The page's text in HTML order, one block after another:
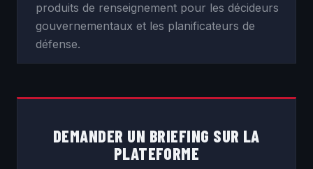
produits de renseignement pour les décideurs
gouvernementaux et les planificateurs de
défense.
DEMANDER UN BRIEFING SUR LA
PLATEFORME